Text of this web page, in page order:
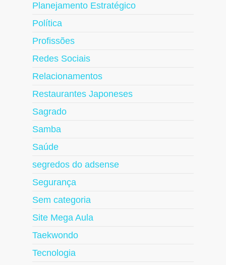
Planejamento Estratégico
Política
Profissões
Redes Sociais
Relacionamentos
Restaurantes Japoneses
Sagrado
Samba
Saúde
segredos do adsense
Segurança
Sem categoria
Site Mega Aula
Taekwondo
Tecnologia